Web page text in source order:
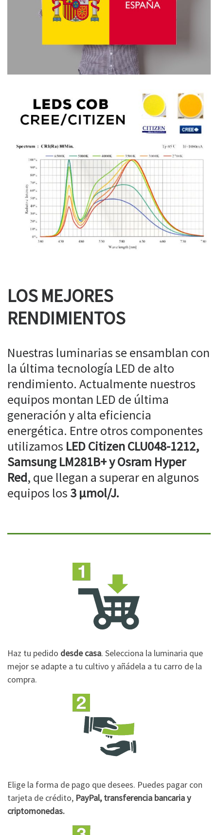
LOS MEJORES
RENDIMIENTOS
Nuestras luminarias se ensamblan con
la última tecnología LED de alto
rendimiento. Actualmente nuestros
equipos montan LED de última
generación y alta eficiencia
energética. Entre otros componentes
utilizamos LED Citizen CLU048-1212,
Samsung LM281B+ y Osram Hyper
Red, que llegan a superar en algunos
equipos los 3 µmol/J.
Haz tu pedido desde casa. Selecciona la luminaria que
mejor se adapte a tu cultivo y añádela a tu carro de la
compra.
Elige la forma de pago que desees. Puedes pagar con
tarjeta de crédito, PayPal, transferencia bancaria y
criptomonedas.